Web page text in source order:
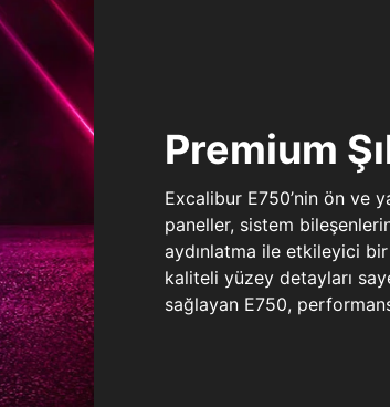
Premium
Excalibur E750’nin ön ve
paneller, sistem
aydınlatma ile etkileyici
kaliteli yüzey detayları
sağlayan E750,